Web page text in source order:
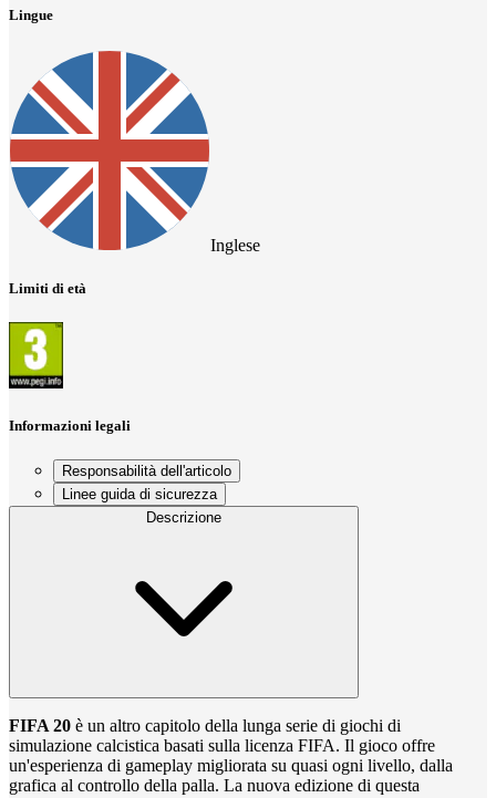
Lingue
Inglese
Limiti di età
Informazioni legali
Responsabilità dell'articolo
Linee guida di sicurezza
Descrizione
FIFA 20 è un altro capitolo della lunga serie di giochi di
simulazione calcistica basati sulla licenza FIFA. Il gioco offre
un'esperienza di gameplay migliorata su quasi ogni livello, dalla
grafica al controllo della palla. La nuova edizione di questa